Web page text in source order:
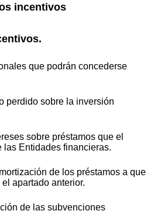
incentivos
que podrán concederse
perdido sobre la inversión
sobre préstamos que el
las Entidades financieras.
de los préstamos a que
apartado anterior.
de las subvenciones